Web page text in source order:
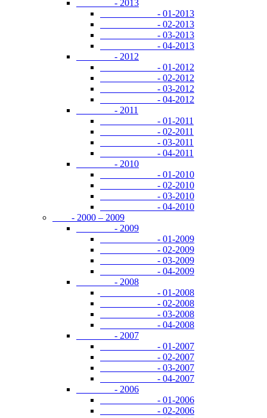
- 2013
- 01-2013
- 02-2013
- 03-2013
- 04-2013
- 2012
- 01-2012
- 02-2012
- 03-2012
- 04-2012
- 2011
- 01-2011
- 02-2011
- 03-2011
- 04-2011
- 2010
- 01-2010
- 02-2010
- 03-2010
- 04-2010
- 2000 – 2009
- 2009
- 01-2009
- 02-2009
- 03-2009
- 04-2009
- 2008
- 01-2008
- 02-2008
- 03-2008
- 04-2008
- 2007
- 01-2007
- 02-2007
- 03-2007
- 04-2007
- 2006
- 01-2006
- 02-2006